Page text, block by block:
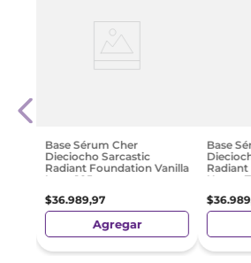
Base Sérum Cher
Dieciocho Sarcastic
Radiant Foundation Vanilla
Latte 105
$36.989,97
Agregar
Base
Honey
$36.989